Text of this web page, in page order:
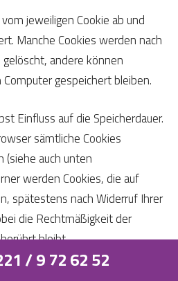
jeweiligen Cookie ab und
Manche Cookies werden nach
andere können
gespeichert bleiben.
Einfluss auf die Speicherdauer.
sämtliche Cookies
(siehe auch unten
werden Cookies, die auf
spätestens nach Widerruf Ihrer
die Rechtmäßigkeit der
bleibt.
/ 9 72 62 52